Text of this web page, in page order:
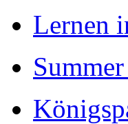
Lernen